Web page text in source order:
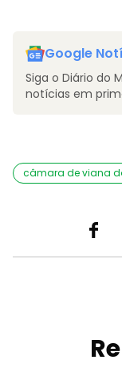
Google
Siga o Diário do
notícias em
câmara de viana